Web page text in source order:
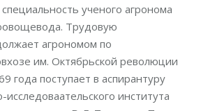
ученого агронома
Трудовую
агрономом по
им. Октябрьской революции
года поступает в аспирантуру
исследоваательского института